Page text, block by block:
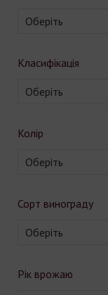
Оберіть
Класифікація
Оберіть
Колір
Оберіть
Сорт винограду
Оберіть
Рік врожаю